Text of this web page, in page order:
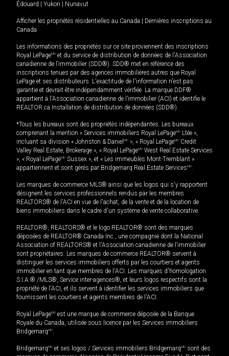
Édouard
Yukon Nunavut
Afficher les propriétés résidentielles au Canada
Dernières inscriptions au
Canada
Les informations des propriétés sur ce site proviennent des inscriptions
Royal LePageMD et du service de distribution de données de l'Association
canadienne de l’immobilier (SDD®). SDD® met en référence des
inscriptions tenues par des agences immobilières autres que Royal
LePage et ses distributeurs. L'exactitude de l'information n'est pas
garantie et devrait être indépendamment vérifiée. La marque DDF®
appartient à l'Association canadienne de l’immobilier (ACI) et identifie le
REALTOR.ca Installation de distribution de données (SDD®).
*Tous les bureaux sont des propriétés indépendantes. Les bureaux
comprenant la mention « Services immobiliers Royal LePageMD Ltée »,
incluant sa division « Johnston & Daniel MD », « Royal LePageMD Credit
Valley Real Estate, Brokerage », « Royal LePageMD West Real Estate Services
», « Royal LePageMD Sussex », et « Les immeubles Mont-Tremblant »
appartiennent et sont gérés par Bridgemarq Real Estate ServicesMD.
Les marques de commerce MLS® ainsi que les logos qui s'y rapportent
désignent les services professionnels rendus par les membres
REALTORS® de l'ACI en vue de l'achat, de la vente et de la location de
biens immobiliers dans le cadre d'un système de vente collaborative.
REALTOR®, REALTORS® et le logo REALTOR® sont des marques
déposées de REALTOR® Canada Inc., une compagnie dont la National
Association of REALTORS® et l'Association canadienne de l’immobilier
sont propriétaires. Les marques de commerce REALTOR® servent à
distinguer les services immobiliers offerts par les courtiers et agents
immobilier en tant que membres de l'ACI. Les marques d'homologation
S.I.A.® /MLS®, Service inter-agences®, et leurs logos respectifs sont la
propriété de l'ACI, et ils servent à identifier les services immobiliers que
fournissent les courtiers et agents membres de l'ACI.
Royal LePageMD est une marque de commerce déposée de la Banque
Royale du Canada, utilisée sous licence par les Services immobiliers
BridgemarqMD.
BridgemarqMD et ses logos / Services immobiliers BridgemarqMD sont des